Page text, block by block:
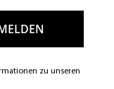
zu unseren